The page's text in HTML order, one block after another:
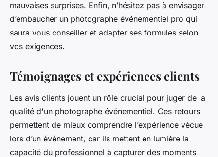
mauvaises surprises. Enfin, n’hésitez pas à envisager
d’embaucher un photographe événementiel pro qui
saura vous conseiller et adapter ses formules selon
vos exigences.
Témoignages et expériences clients
Les avis clients jouent un rôle crucial pour juger de la
qualité d'un photographe événementiel. Ces retours
permettent de mieux comprendre l’expérience vécue
lors d’un événement, car ils mettent en lumière la
capacité du professionnel à capturer des moments